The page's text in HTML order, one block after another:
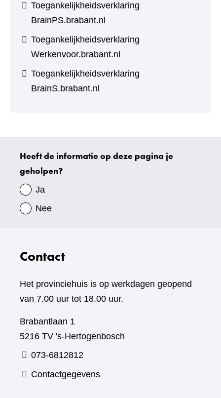
Toegankelijkheidsverklaring
BrainPS.brabant.nl
Toegankelijkheidsverklaring
Werkenvoor.brabant.nl
Toegankelijkheidsverklaring
BrainS.brabant.nl
Uw
gegevens
Heeft de informatie op deze pagina je
geholpen?
Ja
Nee
Contact
Het provinciehuis is op werkdagen geopend
van 7.00 uur tot 18.00 uur.
Brabantlaan 1
5216 TV 's-Hertogenbosch
073-6812812
Contactgegevens